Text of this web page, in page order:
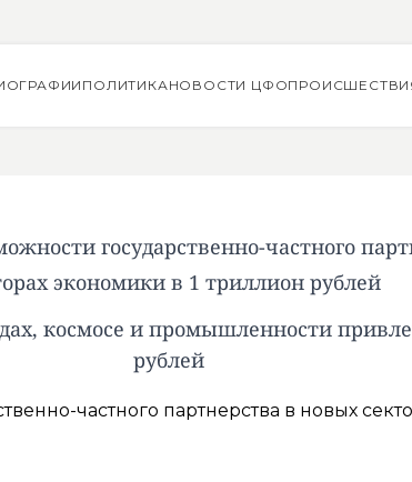
ПОЛИТИКАНОВОСТИ ЦФО
государственно-частного
экономики в 1 триллион рублей
космосе и промышленности
рублей